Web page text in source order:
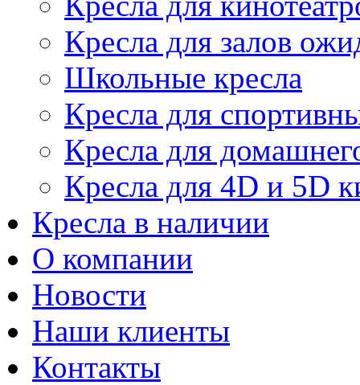
Кресла для залов
Школьные кресла
Кресла для
Кресла для
Кресла для 4D и 5D
Кресла в наличии
О компании
Новости
Наши клиенты
Контакты